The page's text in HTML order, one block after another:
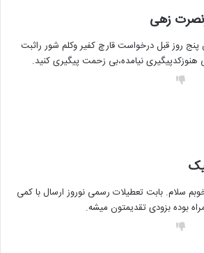
زهی
ت
:
پنج روز قبل درخواست قارچ کفیر وکلم شور راثبت
هنوزکدپیگیری نیامده،بی زحمت پیگیری کنید.
ت
:
سلام. بابت تعطیلات رسمی نوروز ارسال با کمی
بوده بزودی تقدیمتون میشه.